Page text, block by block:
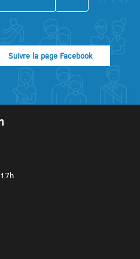
Suivre la page Facebook